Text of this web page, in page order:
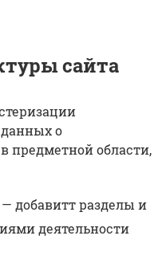
сайта
данных о
предметной области,
добавитт разделы и
деятельности